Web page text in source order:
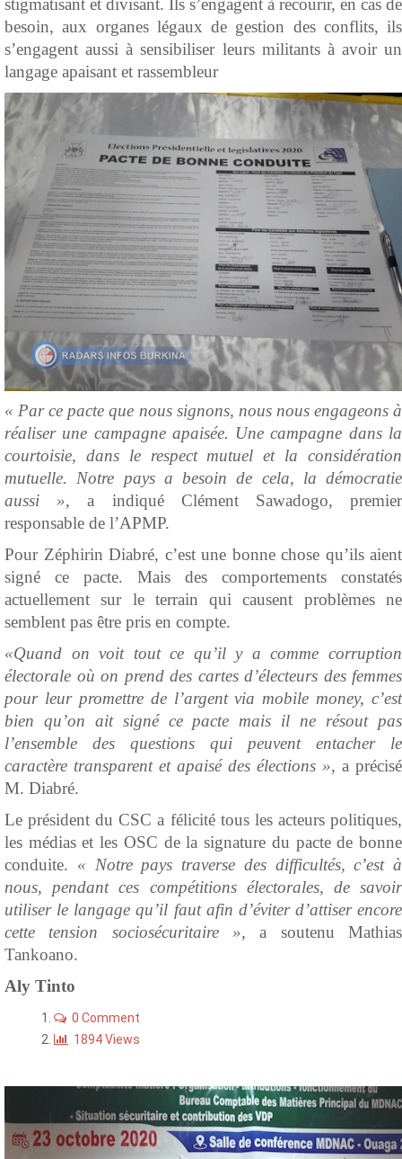
besoin, aux organes légaux de gestion des conflits, ils
s’engagent aussi à sensibiliser leurs militants à avoir un
langage apaisant et rassembleur
« Par ce pacte que nous signons, nous nous engageons à
réaliser une campagne apaisée. Une campagne dans la
courtoisie, dans le respect mutuel et la considération
mutuelle. Notre pays a besoin de cela, la démocratie
aussi », a indiqué Clément Sawadogo, premier
responsable de l’APMP.
Pour Zéphirin Diabré, c’est une bonne chose qu’ils aient
signé ce pacte. Mais des comportements constatés
actuellement sur le terrain qui causent problèmes ne
semblent pas être pris en compte.
«Quand on voit tout ce qu’il y a comme corruption
électorale où on prend des cartes d’électeurs des femmes
pour leur promettre de l’argent via mobile money, c’est
bien qu’on ait signé ce pacte mais il ne résout pas
l’ensemble des questions qui peuvent entacher le
caractère transparent et apaisé des élections », a précisé
M. Diabré.
Le président du CSC a félicité tous les acteurs politiques,
les médias et les OSC de la signature du pacte de bonne
conduite. « Notre pays traverse des difficultés, c’est à
nous, pendant ces compétitions électorales, de savoir
utiliser le langage qu’il faut afin d’éviter d’attiser encore
cette tension sociosécuritaire », a soutenu Mathias
Tankoano.
Aly Tinto
0 Comment
1894 Views